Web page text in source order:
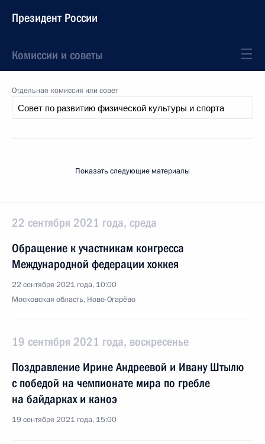
Президент России
Комиссии и советы
Отдельная комиссия или совет
Показать следующие материалы
22 сентября 2021 года, среда
Обращение к участникам конгресса
Международной федерации хоккея
22 сентября 2021 года, 10:00
Московская область, Ново-Огарёво
19 сентября 2021 года, воскресенье
Поздравление Ирине Андреевой и Ивану Штылю
с победой на чемпионате мира по гребле
на байдарках и каноэ
19 сентября 2021 года, 15:00